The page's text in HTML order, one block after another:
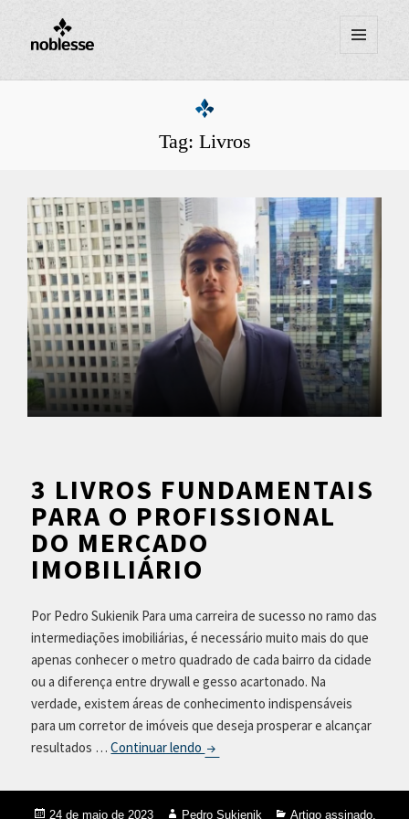
WIDGETS
Tag: Livros
3 LIVROS FUNDAMENTAIS
PARA O PROFISSIONAL
DO MERCADO
IMOBILIÁRIO
Por Pedro Sukienik Para uma carreira de sucesso no ramo das
intermediações imobiliárias, é necessário muito mais do que
apenas conhecer o metro quadrado de cada bairro da cidade
ou a diferença entre drywall e gesso acartonado. Na
verdade, existem áreas de conhecimento indispensáveis
para um corretor de imóveis que deseja prosperar e alcançar
resultados …Continuar lendo 3
i
v
Publicado
24 de maio de 2023 Autor
Pedro Sukienik Categorias
Artigo assinado